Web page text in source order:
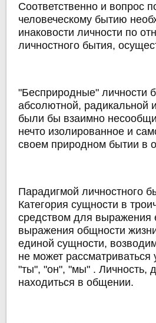
Соответственно и вопрос
человеческому бытию
инаковости личности по
личностного бытия,
"Бесприродные" личности
абсолютной, радикальной
были бы взаимно
нечто изолированное и
своем природном бытии в
Парадигмой личностного
Категория сущности в
средством для выражения
выражения общности
единой сущности,
не может
"ты", "он", "мы" . Личность,
находиться в общении.